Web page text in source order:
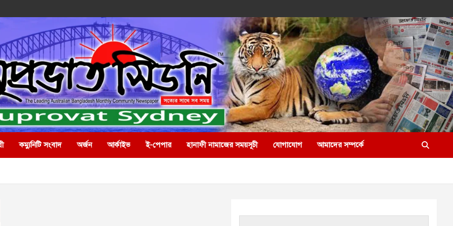
কম্যুনিটি সংবাদ অর্জন আর্কাইভ ই-পেপার হানাফী নামাজের সময়সূচী যোগাযোগ আমাদের সম্পর্কে